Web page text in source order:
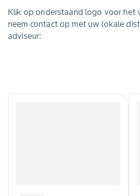
Klik op onderstaand logo voor het
neem contact op met uw lokale
adviseur: